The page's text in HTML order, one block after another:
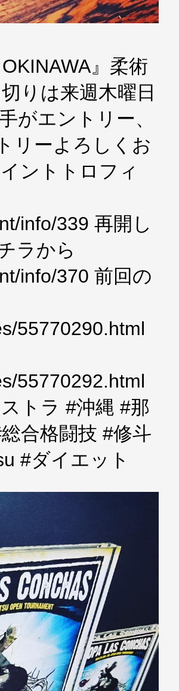
』柔術
りは来週木曜日
がエントリー、
リーよろしくお
ントトロフィ
info/339 再開し
ラから
info/370 前回の
55770290.html
55770292.html
トラ #沖縄 #那
合格闘技 #修斗
#ダイエット